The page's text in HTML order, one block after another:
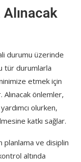
durumu üzerinde
tür durumlarla
etmek için
önlemler,
olurken,
katkı sağlar.
planlama ve disiplin
altında